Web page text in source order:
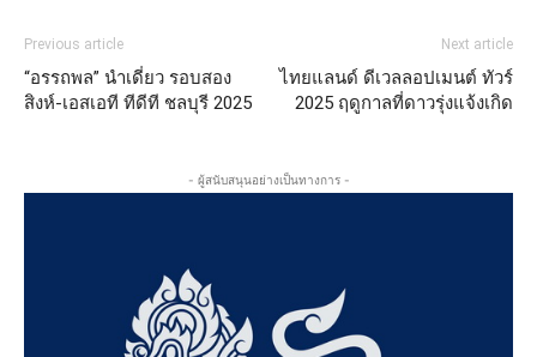
Previous article
“อรรถพล” นำเดี่ยว รอบสอง
สิงห์-เอสเอที ทีดีที ชลบุรี 2025
Next article
ไทยแลนด์ ดีเวลลอปเมนต์ ทัวร์
2025 ฤดูกาลที่ดาวรุ่งแจ้งเกิด
- ผู้สนับสนุนอย่างเป็นทางการ -